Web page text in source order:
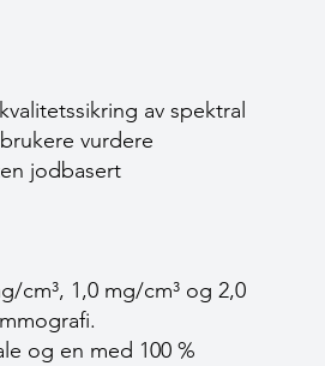
av spektral
vurdere
jodbasert
cm³, 1,0 mg/cm³ og 2,0
og en med 100 %